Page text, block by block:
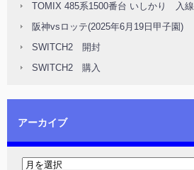
TOMIX 485系1500番台 いしかり 入線
阪神vsロッテ(2025年6月19日甲子園)
SWITCH2 開封
SWITCH2 購入
アーカイブ